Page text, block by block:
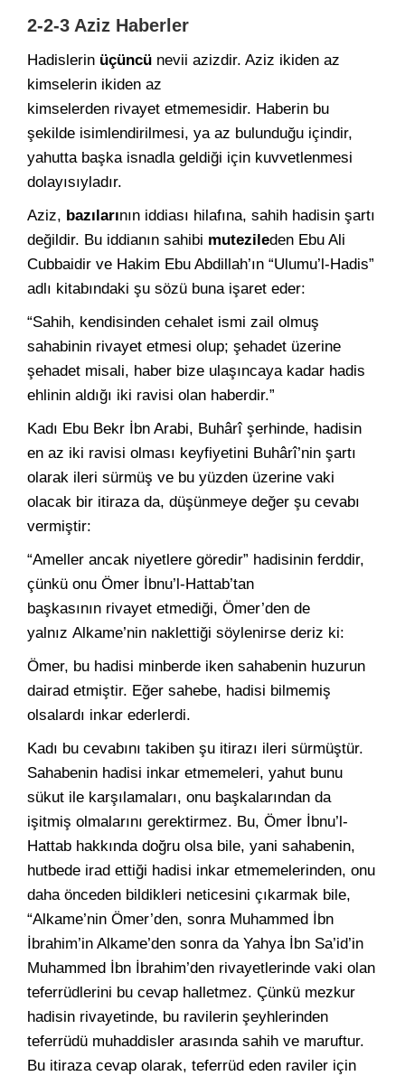
2-2-3 Aziz Haberler
Hadislerin üçüncü nevii azizdir. Aziz ikiden az
kimselerin ikiden az
kimselerden rivayet etmemesidir. Haberin bu
şekilde isimlendirilmesi, ya az bulunduğu içindir,
yahutta başka isnadla geldiği için kuvvetlenmesi
dolayısıyladır.
Aziz, bazılarının iddiası hilafına, sahih hadisin şartı
değildir. Bu iddianın sahibi mutezileden Ebu Ali
Cubbaidir ve Hakim Ebu Abdillah’ın “Ulumu’l-Hadis”
adlı kitabındaki şu sözü buna işaret eder:
“Sahih, kendisinden cehalet ismi zail olmuş
sahabinin rivayet etmesi olup; şehadet üzerine
şehadet misali, haber bize ulaşıncaya kadar hadis
ehlinin aldığı iki ravisi olan haberdir.”
Kadı Ebu Bekr İbn Arabi, Buhârî şerhinde, hadisin
en az iki ravisi olması keyfiyetini Buhârî’nin şartı
olarak ileri sürmüş ve bu yüzden üzerine vaki
olacak bir itiraza da, düşünmeye değer şu cevabı
vermiştir:
“Ameller ancak niyetlere göredir” hadisinin ferddir,
çünkü onu Ömer İbnu’l-Hattab’tan
başkasının rivayet etmediği, Ömer’den de
yalnız Alkame’nin naklettiği söylenirse deriz ki:
Ömer, bu hadisi minberde iken sahabenin huzurun
dairad etmiştir. Eğer sahebe, hadisi bilmemiş
olsalardı inkar ederlerdi.
Kadı bu cevabını takiben şu itirazı ileri sürmüştür.
Sahabenin hadisi inkar etmemeleri, yahut bunu
sükut ile karşılamaları, onu başkalarından da
işitmiş olmalarını gerektirmez. Bu, Ömer İbnu’l-
Hattab hakkında doğru olsa bile, yani sahabenin,
hutbede irad ettiği hadisi inkar etmemelerinden, onu
daha önceden bildikleri neticesini çıkarmak bile,
“Alkame’nin Ömer’den, sonra Muhammed İbn
İbrahim’in Alkame’den sonra da Yahya İbn Sa’id’in
Muhammed İbn İbrahim’den rivayetlerinde vaki olan
teferrüdlerini bu cevap halletmez. Çünkü mezkur
hadisin rivayetinde, bu ravilerin şeyhlerinden
teferrüdü muhaddisler arasında sahih ve maruftur.
Bu itiraza cevap olarak, teferrüd eden raviler için